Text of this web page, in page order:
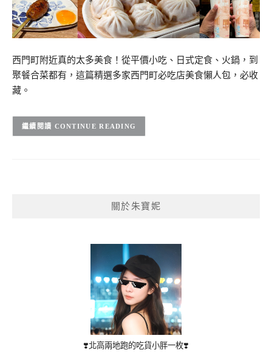
西門町附近真的太多美食！從平價小吃、日式定食、火鍋，到
聚餐合菜都有，這篇精選多家西門町必吃店美食懶人包，必收
藏。
CONTINUE READING
關於朱寶妮
❣️北高兩地跑的吃貨小胖一枚❣️